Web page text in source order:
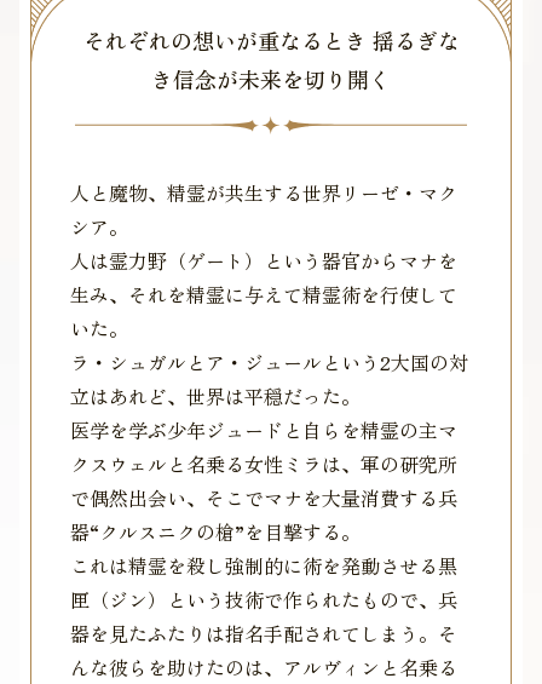
それぞれの想いが重なるとき 揺るぎな
き信念が未来を切り開く
人と魔物、精霊が共生する世界リーゼ・マク
シア。
人は霊力野（ゲート）という器官からマナを
生み、それを精霊に与えて精霊術を行使して
いた。
ラ・シュガルとア・ジュールという2大国の対
立はあれど、世界は平穏だった。
医学を学ぶ少年ジュードと自らを精霊の主マ
クスウェルと名乗る女性ミラは、軍の研究所
で偶然出会い、そこでマナを大量消費する兵
器“クルスニクの槍”を目撃する。
これは精霊を殺し強制的に術を発動させる黒
匣（ジン）という技術で作られたもので、兵
器を見たふたりは指名手配されてしまう。そ
んな彼らを助けたのは、アルヴィンと名乗る